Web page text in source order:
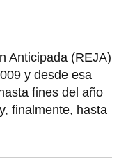
Anticipada (REJA)
y desde esa
fines del año
finalmente, hasta